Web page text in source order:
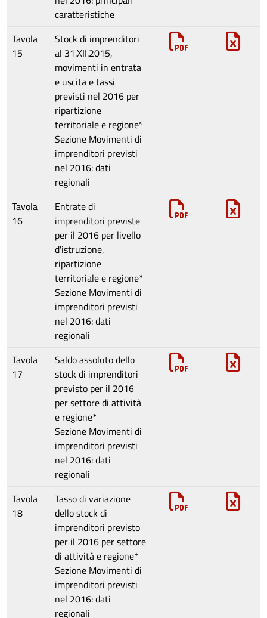
caratteristiche
Tavola
15
Stock di imprenditori
al 31.XII.2015,
movimenti in entrata
e uscita e tassi
previsti nel 2016 per
ripartizione
territoriale e regione*
Sezione Movimenti di
imprenditori previsti
nel 2016: dati
regionali
Tavola
16
Entrate di
imprenditori previste
per il 2016 per livello
d'istruzione,
ripartizione
territoriale e regione*
Sezione Movimenti di
imprenditori previsti
nel 2016: dati
regionali
Tavola
17
Saldo assoluto dello
stock di imprenditori
previsto per il 2016
per settore di attività
e regione*
Sezione Movimenti di
imprenditori previsti
nel 2016: dati
regionali
Tavola
18
Tasso di variazione
dello stock di
imprenditori previsto
per il 2016 per settore
di attività e regione*
Sezione Movimenti di
imprenditori previsti
nel 2016: dati
regionali